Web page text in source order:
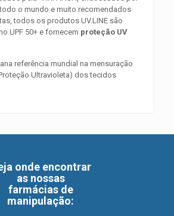
o mundo e muito recomendados
todos os produtos UV.LINE são
UPF 50+ e fornecem proteção UV
referência mundial na mensuração
Ultravioleta) dos tecidos
onde encontrar
as nossas
farmácias de
manipulação: